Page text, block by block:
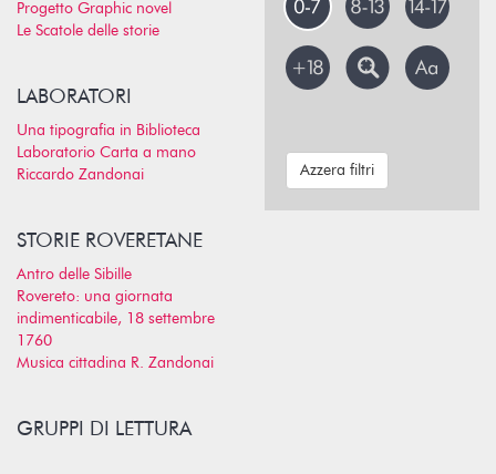
Progetto Graphic novel
Le Scatole delle storie
LABORATORI
Una tipografia in Biblioteca
Laboratorio Carta a mano
Riccardo Zandonai
STORIE ROVERETANE
Antro delle Sibille
Rovereto: una giornata
indimenticabile, 18 settembre
1760
Musica cittadina R. Zandonai
GRUPPI DI LETTURA
Azzera filtri